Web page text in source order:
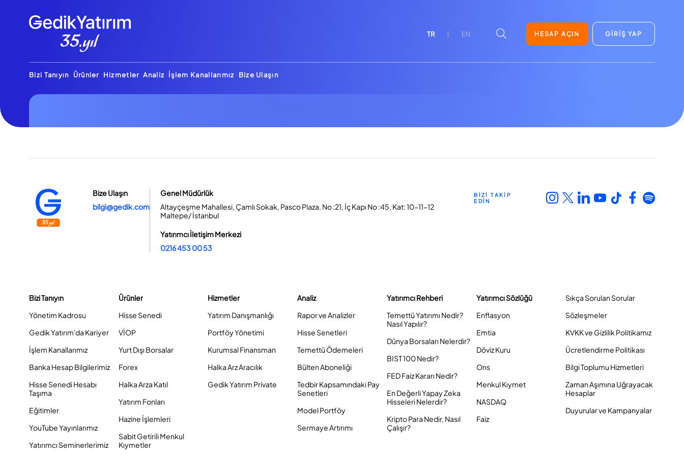
TR EN HESAP AÇIN GİRİŞ YAP
Bizi Tanıyın Ürünler Hizmetler Analiz İşlem Kanallarımız Bize Ulaşın
Bize Ulaşın
bilgi@gedik.com
Genel Müdürlük
Altayçeşme Mahallesi, Çamlı Sokak, Pasco Plaza, No :21, İç Kapı No :45, Kat: 10-11-12
Maltepe/ İstanbul
Yatırımcı İletişim Merkezi
0216 453 00 53
BİZİ TAKİP
EDİN
Bizi Tanıyın
Yönetim Kadrosu
Gedik Yatırım'da Kariyer
İşlem Kanallarımız
Banka Hesap Bilgilerimiz
Hisse Senedi Hesabı
Taşıma
Eğitimler
YouTube Yayınlarımız
Yatırımcı Seminerlerimiz
Ürünler
Hisse Senedi
VİOP
Yurt Dışı Borsalar
Forex
Halka Arza Katıl
Yatırım Fonları
Hazine İşlemleri
Sabit Getirili Menkul
Kıymetler
Hizmetler
Yatırım Danışmanlığı
Portföy Yönetimi
Kurumsal Finansman
Halka Arz Aracılık
Gedik Yatırım Private
Analiz
Rapor ve Analizler
Hisse Senetleri
Temettü Ödemeleri
Bülten Aboneliği
Tedbir Kapsamındaki Pay
Senetleri
Model Portföy
Sermaye Artırımı
Yatırımcı Rehberi
Temettü Yatırımı Nedir?
Nasıl Yapılır?
Dünya Borsaları Nelerdir?
BIST 100 Nedir?
FED Faiz Kararı Nedir?
En Değerli Yapay Zeka
Hisseleri Nelerdir?
Kripto Para Nedir, Nasıl
Çalışır?
Yatırımcı Sözlüğü
Enflasyon
Emtia
Döviz Kuru
Ons
Menkul Kıymet
NASDAQ
Faiz
Sıkça Sorulan Sorular
Sözleşmeler
KVKK ve Gizlilik Politikamız
Ücretlendirme Politikası
Bilgi Toplumu Hizmetleri
Zaman Aşımına Uğrayacak
Hesaplar
Duyurular ve Kampanyalar